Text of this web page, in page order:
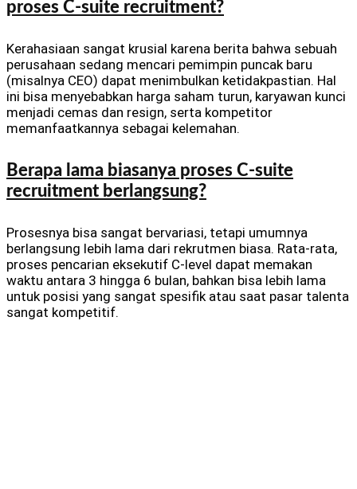
proses C-suite recruitment?
Kerahasiaan sangat krusial karena berita bahwa sebuah
perusahaan sedang mencari pemimpin puncak baru
(misalnya CEO) dapat menimbulkan ketidakpastian. Hal
ini bisa menyebabkan harga saham turun, karyawan kunci
menjadi cemas dan resign, serta kompetitor
memanfaatkannya sebagai kelemahan.
Berapa lama biasanya proses C-suite
recruitment berlangsung?
Prosesnya bisa sangat bervariasi, tetapi umumnya
berlangsung lebih lama dari rekrutmen biasa. Rata-rata,
proses pencarian eksekutif C-level dapat memakan
waktu antara 3 hingga 6 bulan, bahkan bisa lebih lama
untuk posisi yang sangat spesifik atau saat pasar talenta
sangat kompetitif.